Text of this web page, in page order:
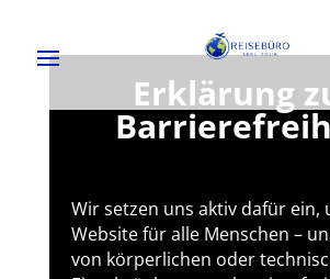
Erklärung
Wir setzen uns aktiv dafür ein,
Website für alle Menschen –
von körperlichen oder